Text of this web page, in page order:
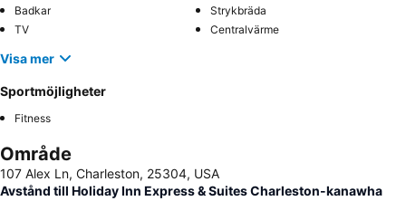
Badkar
Strykbräda
TV
Centralvärme
Visa mer
Sportmöjligheter
Fitness
Område
107 Alex Ln, Charleston, 25304, USA
Avstånd till Holiday Inn Express & Suites Charleston-kanawha